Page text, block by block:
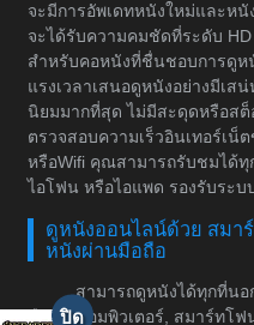
จะมีการอัพเดทหนังใหม่และห
จะได้รับความคมชัดที่ระดับ
สำหรับคอหนังที่ชื่นชอบการดูห
แรงเวลาเสนอดูหนังอย่างมีเส
นิยมมากที่สุด ไม่มีสะดุดหรือส
ตรวจสอบความเร็วอินเทอร์เน็
หรือWifi คุณสามารถรับชมได้
ไอโฟน หรือไอแพด รองรับระบ
ดูหนังออนไลน์ด้วย สมา
หนังผ่านมือถือ
สามารถดูหนังได้ทุกที่น
มือถือ, คอมพิวเตอร์, สมาร์ทโฟ